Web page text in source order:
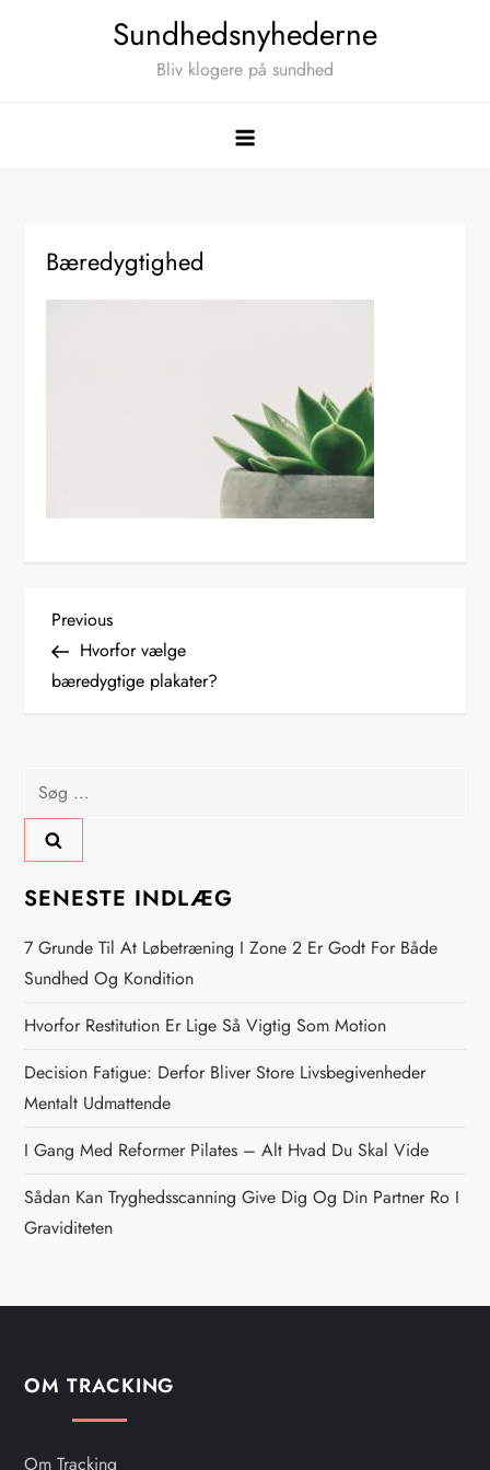
Sundhedsnyhederne
Bliv klogere på sundhed
Bæredygtighed
I
n
l
æ
g
s
n
a
v
i
g
a
t
o
n
Previous
Post
Previous
Hvorfor vælge
bæredygtige plakater?
Søg
efter:
SENESTE INDLÆG
7 Grunde Til At Løbetræning I Zone 2 Er Godt For Både
Sundhed Og Kondition
Hvorfor Restitution Er Lige Så Vigtig Som Motion
Decision Fatigue: Derfor Bliver Store Livsbegivenheder
Mentalt Udmattende
I Gang Med Reformer Pilates – Alt Hvad Du Skal Vide
Sådan Kan Tryghedsscanning Give Dig Og Din Partner Ro I
Graviditeten
OM TRACKING
Om Tracking